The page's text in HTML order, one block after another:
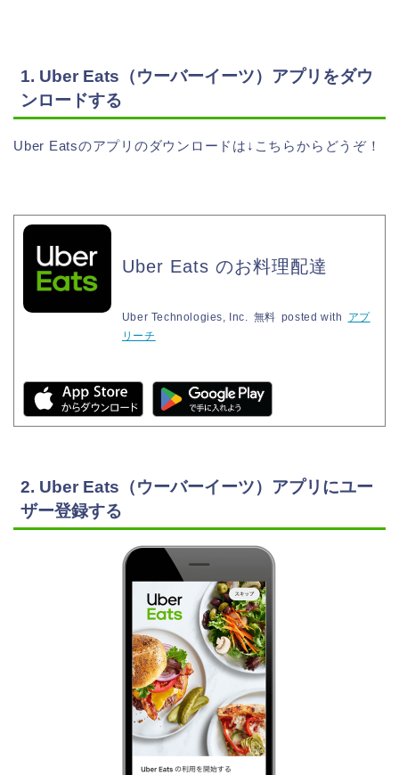
1. Uber Eats（ウーバーイーツ）アプリをダウ
ンロードする
Uber Eatsのアプリのダウンロードは↓こちらからどうぞ！
Uber Eats のお料理配達
Uber Technologies, Inc. 無料 posted with
アプ
リーチ
2. Uber Eats（ウーバーイーツ）アプリにユー
ザー登録する